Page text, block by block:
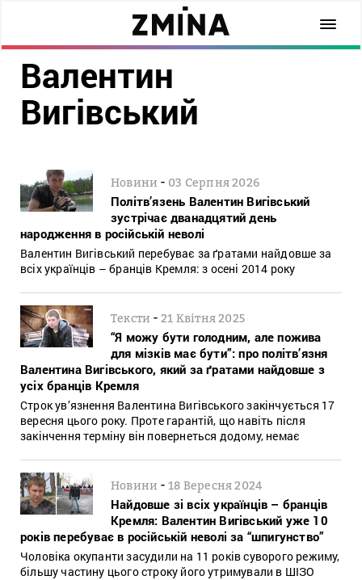
Валентин
Вигівський
Новини - 03 Серпня 2026
Політв’язень Валентин Вигівський
зустрічає дванадцятий день
народження в російській неволі
Валентин Вигівський перебуває за ґратами найдовше за
всіх українців – бранців Кремля: з осені 2014 року
Тексти -21 Квітня 2025
“Я можу бути голодним, але пожива
для мізків має бути”: про політв’язня
Валентина Вигівського, який за ґратами найдовше з
усіх бранців Кремля
Строк ув’язнення Валентина Вигівського закінчується 17
вересня цього року. Проте гарантій, що навіть після
закінчення терміну він повернеться додому, немає
Новини -18 Вересня 2024
Найдовше зі всіх українців – бранців
Кремля: Валентин Вигівський уже 10
років перебуває в російській неволі за “шпигунство”
Чоловіка окупанти засудили на 11 років суворого режиму,
більшу частину цього строку його утримували в ШІЗО